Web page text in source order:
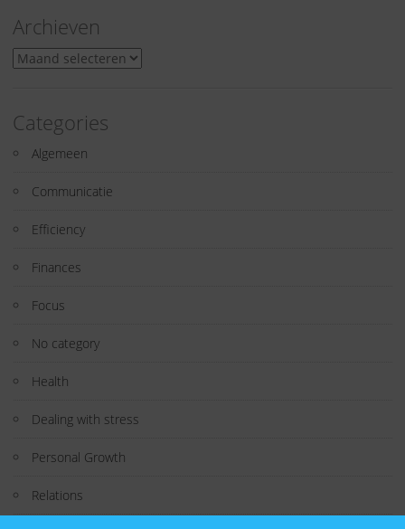
Archieven
Archieven
Categories
Algemeen
Communicatie
Efficiency
Finances
Focus
No category
Health
Dealing with stress
Personal Growth
Relations